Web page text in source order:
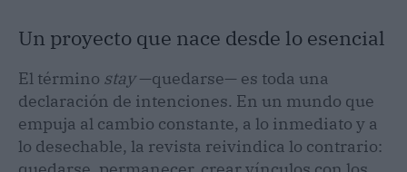
Un proyecto que nace desde lo esencial
El término stay—quedarse— es toda una
declaración de intenciones. En un mundo que
empuja al cambio constante, a lo inmediato y a
lo desechable, la revista reivindica lo contrario: